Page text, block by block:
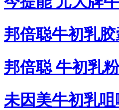
邦倍聪牛初乳
邦倍聪 牛初乳粉
未因美牛初乳